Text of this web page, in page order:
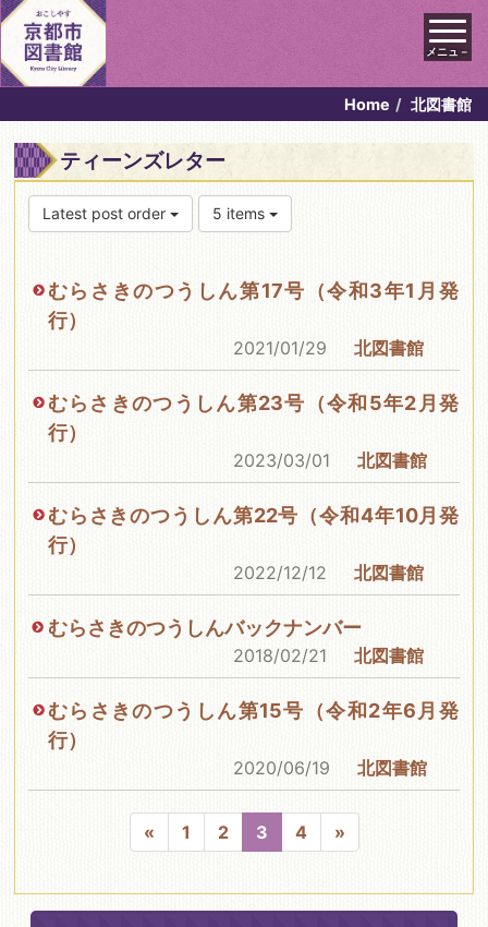
メニュ－
Home 北図書館
ティーンズレター
Latest post order 5 items
むらさきのつうしん第17号（令和3年1月発
行）
2021/01/29 北図書館
むらさきのつうしん第23号（令和5年2月発
行）
2023/03/01 北図書館
むらさきのつうしん第22号（令和4年10月発
行）
2022/12/12 北図書館
むらさきのつうしんバックナンバー
2018/02/21 北図書館
むらさきのつうしん第15号（令和2年6月発
行）
2020/06/19 北図書館
« 1 2 3 4 »